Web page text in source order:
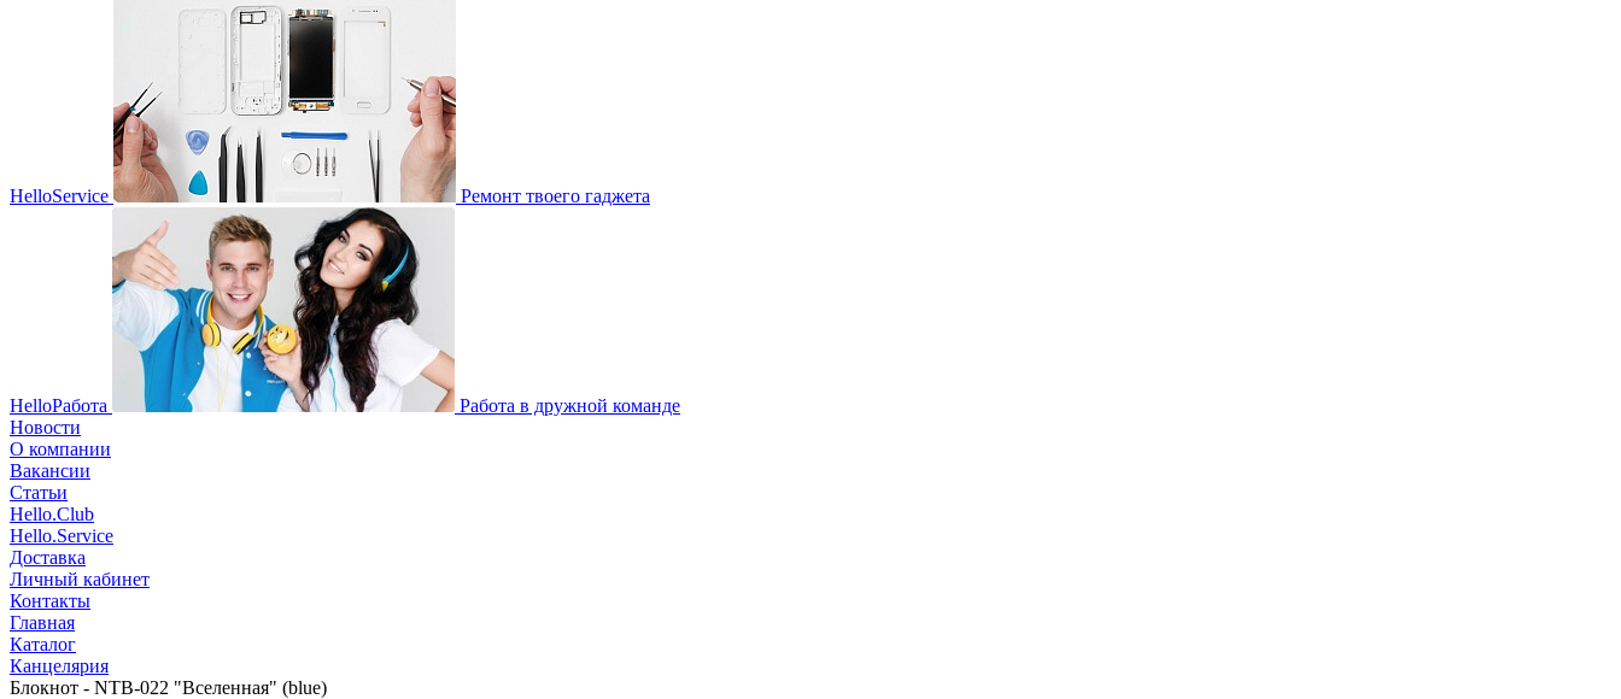
HelloService Ремонт твоего гаджета
HelloРабота
Работа в дружной команде
Новости
О компании
Вакансии
Статьи
Hello.Club
Hello.Service
Доставка
Личный кабинет
Контакты
Главная
Каталог
Канцелярия
Блокнот - NTB-022 "Вселенная" (blue)